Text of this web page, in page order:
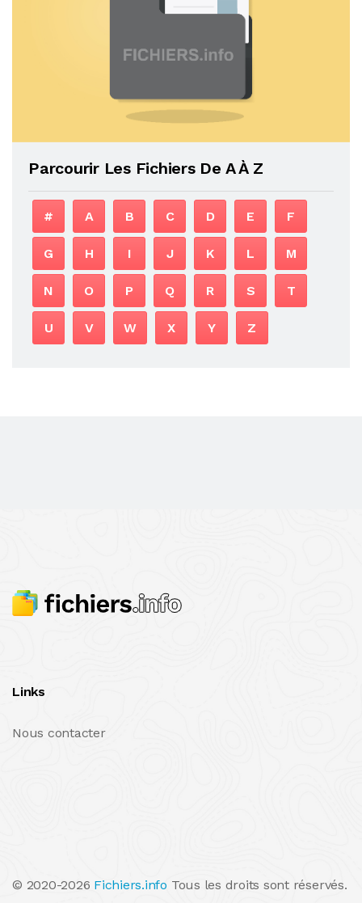
Parcourir Les Fichiers De A À Z
# A B C D E F
G H I J K L M
N O P Q R S T
U V W X Y Z
Links
Nous contacter
© 2020-2026 Fichiers.info Tous les droits sont réservés.